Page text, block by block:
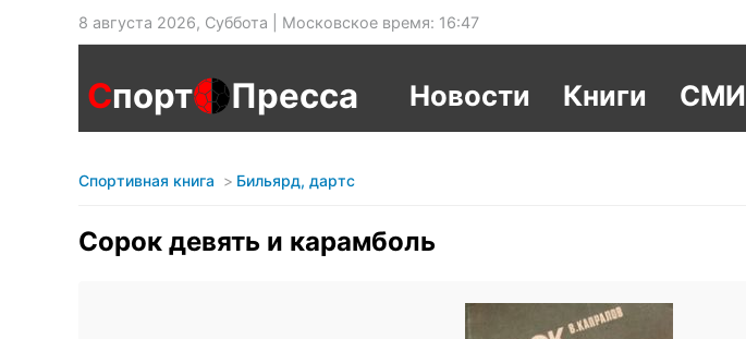
8 августа 2026, Суббота | Московское время: 16:47
Спорт Пресса Новости Книги СМИ
Спортивная книга Бильярд, дартс
Сорок девять и карамболь